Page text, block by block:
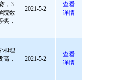
，3
院数
奖，
2021-5-2
查看
详情
和理
高，
2021-5-2
查看
详情